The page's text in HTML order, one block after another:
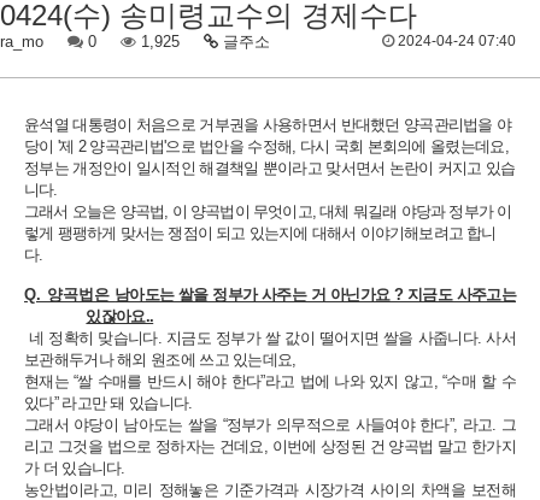
0424(수) 송미령교수의 경제수다
ra_mo 0 1,925 글주소 2024-04-24 07:40
윤석열 대통령이 처음으로 거부권을 사용하면서 반대했던 양곡관리법을 야
당이 '제 2 양곡관리법'으로 법안을 수정해, 다시 국회 본회의에 올렸는데요,
정부는 개정안이 일시적인 해결책일 뿐이라고 맞서면서 논란이 커지고 있습
니다.
그래서 오늘은 양곡법, 이 양곡법이 무엇이고, 대체 뭐길래 야당과 정부가 이
렇게 팽팽하게 맞서는 쟁점이 되고 있는지에 대해서 이야기해보려고 합니
다.
Q. 양곡법은 남아도는 쌀을 정부가 사주는 거 아닌가요 ? 지금도 사주고는
있잖아요..
네 정확히 맞습니다. 지금도 정부가 쌀 값이 떨어지면 쌀을 사줍니다. 사서
보관해두거나 해외 원조에 쓰고 있는데요,
현재는 “쌀 수매를 반드시 해야 한다”라고 법에 나와 있지 않고, “수매 할 수
있다” 라고만 돼 있습니다.
그래서 야당이 남아도는 쌀을 “정부가 의무적으로 사들여야 한다”, 라고. 그
리고 그것을 법으로 정하자는 건데요, 이번에 상정된 건 양곡법 말고 한가지
가 더 있습니다.
농안법이라고, 미리 정해놓은 기준가격과 시장가격 사이의 차액을 보전해